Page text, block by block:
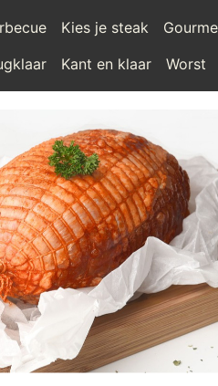
Kies je steak
Kant en klaar Worst